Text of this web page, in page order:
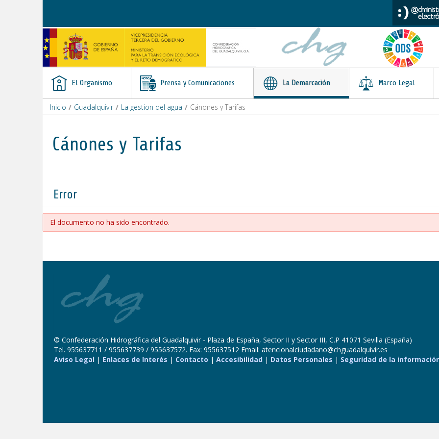
El Organismo Prensa y Comunicaciones La Demarcación Marco Legal
Inicio / Guadalquivir / La gestion del agua / Cánones y Tarifas
Cánones y Tarifas
Error
El documento no ha sido encontrado.
© Confederación Hidrográfica del Guadalquivir - Plaza de España, Sector II y Sector III, C.P 41071 Sevilla (España)
Tel. 955637711 / 955637739 / 955637572. Fax: 955637512 Email: atencionalciudadano@chguadalquivir.es
Aviso Legal | Enlaces de Interés | Contacto |Accesibilidad | Datos Personales | Seguridad de la